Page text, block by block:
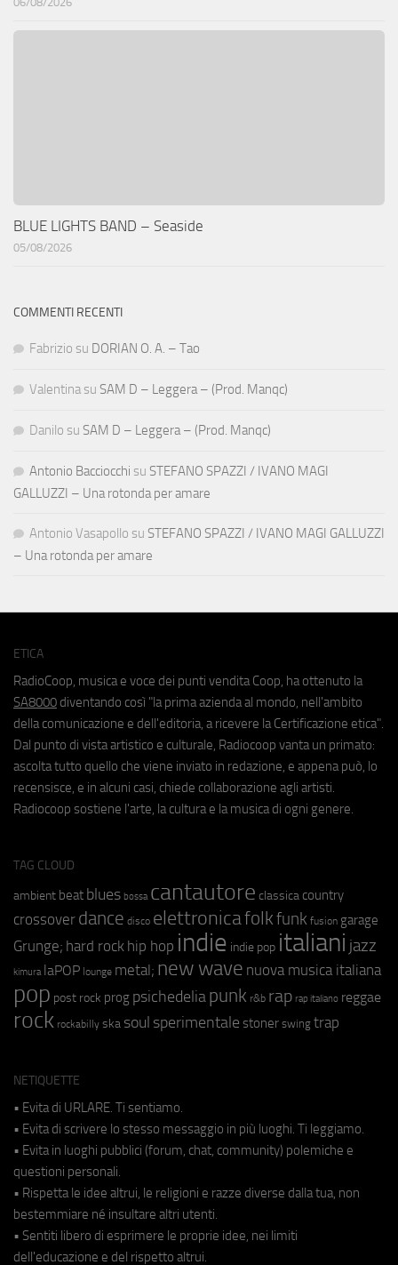
BLUE LIGHTS BAND – Seaside
05/08/2026
COMMENTI RECENTI
Fabrizio su DORIAN O. A. – Tao
Valentina su SAM D – Leggera – (Prod. Manqc)
Danilo su SAM D – Leggera – (Prod. Manqc)
Antonio Bacciocchi su STEFANO SPAZZI / IVANO MAGI
GALLUZZI – Una rotonda per amare
Antonio Vasapollo su STEFANO SPAZZI / IVANO MAGI GALLUZZI
– Una rotonda per amare
ETICA
RadioCoop, musica e voce dei punti vendita Coop, ha ottenuto la
SA8000 diventando così "la prima azienda al mondo, nell'ambito
della comunicazione e dell'editoria, a ricevere la Certificazione etica".
Dal punto di vista artistico e culturale, Radiocoop vanta un primato:
ascolta tutto quello che viene inviato in redazione, e appena può, lo
recensisce, e in alcuni casi, chiede collaborazione agli artisti.
Radiocoop sostiene l'arte, la cultura e la musica di ogni genere.
TAG CLOUD
ambient beat blues bossa cantautore classica country
crossover dance disco elettronicafolkfunk fusion garage
Grunge; hard rock hip hop indie indie pop italiani jazz
kimura laPOP lounge metal; new wave nuova musica italiana
pop post rock prog psichedeliapunk r&b rap rap italiano reggae
rock rockabilly ska soul sperimentale stoner swing trap
NETIQUETTE
• Evita di URLARE. Ti sentiamo.
• Evita di scrivere lo stesso messaggio in più luoghi. Ti leggiamo.
• Evita in luoghi pubblici (forum, chat, community) polemiche e
questioni personali.
• Rispetta le idee altrui, le religioni e razze diverse dalla tua, non
bestemmiare né insultare altri utenti.
• Sentiti libero di esprimere le proprie idee, nei limiti
dell'educazione e del rispetto altrui.